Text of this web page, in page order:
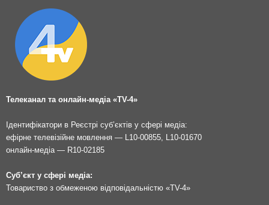
Телеканал та онлайн-медіа «TV-4»
Ідентифікатори в Реєстрі суб’єктів у сфері медіа:
ефірне телевізійне мовлення — L10-00855, L10-01670
онлайн-медіа — R10-02185
Суб’єкт у сфері медіа:
Товариство з обмеженою відповідальністю «TV-4»